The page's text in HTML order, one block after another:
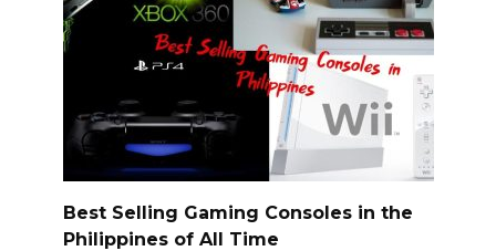
Best Selling Gaming Consoles in the
Philippines of All Time